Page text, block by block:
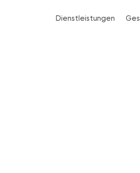
Dienstleistungen